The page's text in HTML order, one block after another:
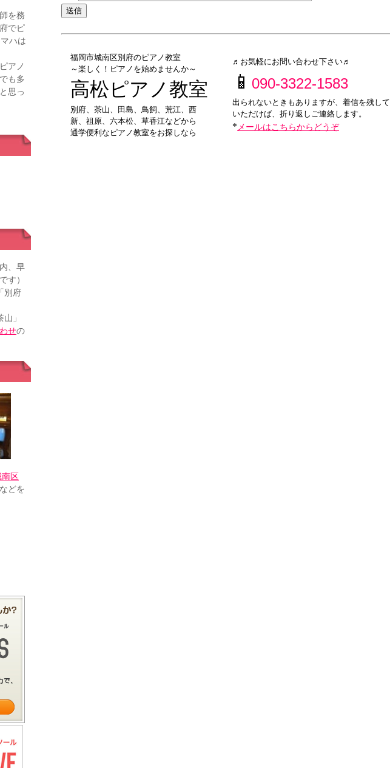
福岡市城南区別府のピアノ教室
～楽しく！ピアノを始めませんか～
高松ピアノ教室
別府、茶山、田島、鳥飼、荒江、西
新、祖原、六本松、草香江などから
通学便利なピアノ教室をお探しなら
♬お気軽にお問い合わせ下さい♬
📱 090-3322-1583
出られないときもありますが、着信を残して
いただけば、折り返しご連絡します。
*メールはこちらからどうぞ
を務
でピ
ハは
アノ
も多
思っ
、早
す）
別府
」
せの
南区
どを